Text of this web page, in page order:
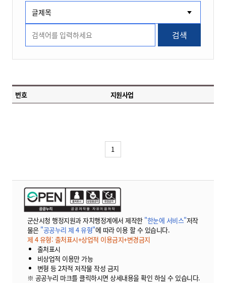
검색
번호 지원사업
1
군산시청 행정지원과 자치행정계에서 제작한 "한눈에 서비스"저작
물은 "공공누리 제 4 유형"에 따라 이용 할 수 있습니다.
제 4 유형: 출처표시+상업적 이용금지+변경금지
출처표시
비상업적 이용만 가능
변형 등 2차적 저작물 작성 금지
※ 공공누리 마크를 클릭하시면 상세내용을 확인 하실 수 있습니다.